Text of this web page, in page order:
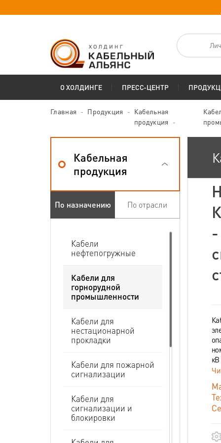
О ХОЛДИНГЕ ПРЕСС-ЦЕНТР
Главная Продукция
Кабельная
продукция
Кабельная
продукция
По назначению По отрасли
Кабели
нефтепогружные
Кабели для
горнорудной
промышленности
Кабели для
нестационарной
прокладки
Кабели для пожарной
сигнализации
Кабели для
сигнализации и
блокировки